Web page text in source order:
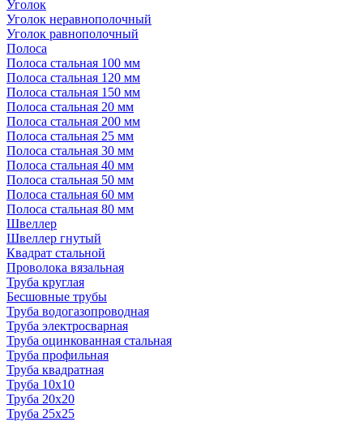
Уголок
Уголок неравнополочный
Уголок равнополочный
Полоса
Полоса стальная 100 мм
Полоса стальная 120 мм
Полоса стальная 150 мм
Полоса стальная 20 мм
Полоса стальная 200 мм
Полоса стальная 25 мм
Полоса стальная 30 мм
Полоса стальная 40 мм
Полоса стальная 50 мм
Полоса стальная 60 мм
Полоса стальная 80 мм
Швеллер
Швеллер гнутый
Квадрат стальной
Проволока вязальная
Труба круглая
Бесшовные трубы
Труба водогазопроводная
Труба электросварная
Труба оцинкованная стальная
Труба профильная
Труба квадратная
Труба 10x10
Труба 20x20
Труба 25x25